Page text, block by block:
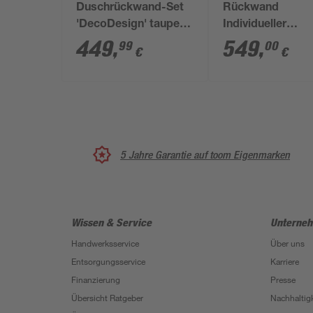
Duschrückwand-Set
'DecoDesign' taupe
90 x 255 cm, 5-teilig
449,99 €
Rückwand
Individueller
Fotodruck,
Hochglanz, 100
549,00 €
5 Jahre Garantie auf toom Eigenmarken
Wissen & Service
Handwerksservice
Entsorgungsservice
Finanzierung
Übersicht Ratgeber
Über uns
Karriere
Presse